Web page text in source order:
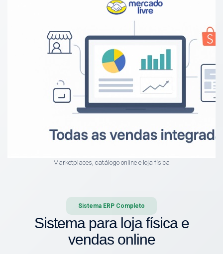
Marketplaces, catálogo online e loja física
Sistema ERP Completo
Sistema para loja física e
vendas online